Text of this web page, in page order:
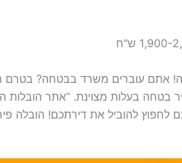
אתם עוברים משרד בבטחה?
בטחה בעלות מצוינת. “אתר
להוביל את דירתכם! הובלה